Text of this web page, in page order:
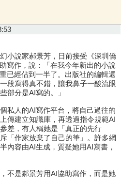
小說家郝景芳，日前接受《深圳僑
寫作，說：「在我今年新出的小說
已經佔到一半了。出版社的編輯還
段寫得真不錯，讓我鼻子一酸流眼
部分是AI寫的。」
私人的AI寫作平台，將自己過往的
傳建立知識庫，再透過指令規範AI
差，有人稱她是「真正的先行
「作家放棄了自己的筆」。許多網
內容由AI生成，質疑她用AI寫書，
不是郝景芳用AI協助寫作，而是她